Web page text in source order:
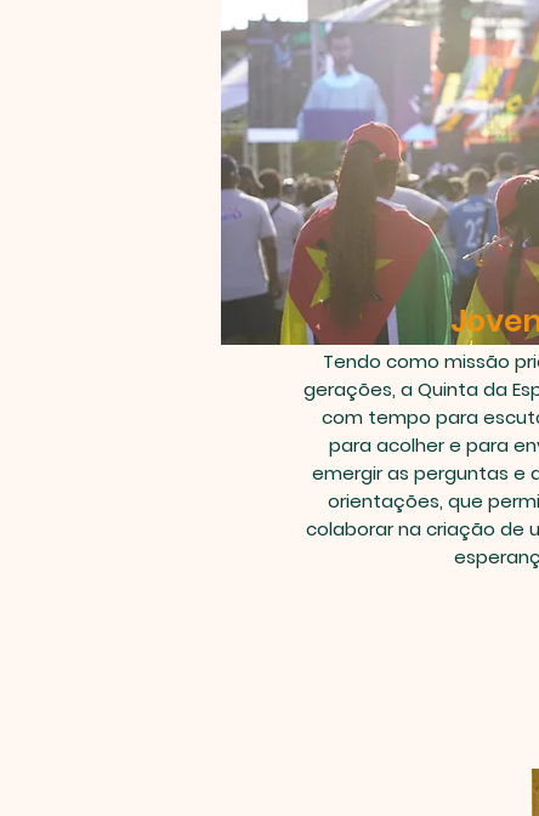
Tendo como missão
gerações, a Quinta da
com tempo para
para acolher e para
emergir as perguntas e
orientações, que
colaborar na criação de